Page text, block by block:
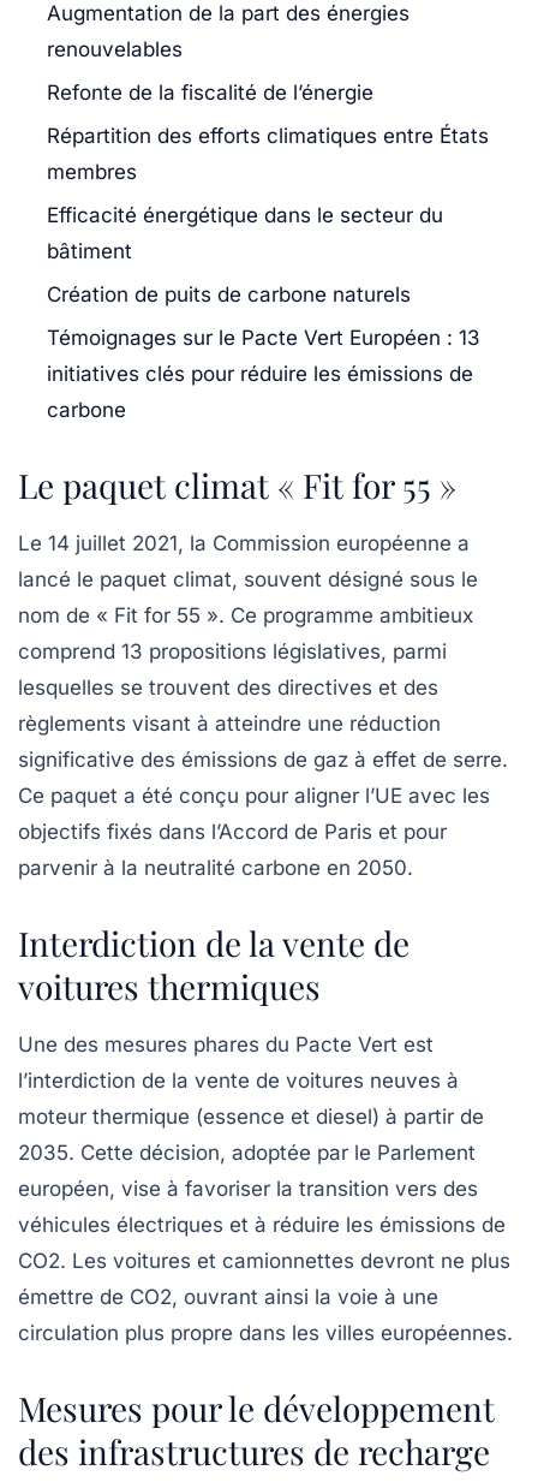
Augmentation de la part des énergies
renouvelables
Refonte de la fiscalité de l’énergie
Répartition des efforts climatiques entre États
membres
Efficacité énergétique dans le secteur du
bâtiment
Création de puits de carbone naturels
Témoignages sur le Pacte Vert Européen : 13
initiatives clés pour réduire les émissions de
carbone
Le paquet climat « Fit for 55 »
Le 14 juillet 2021, la Commission européenne a
lancé le paquet climat, souvent désigné sous le
nom de « Fit for 55 ». Ce programme ambitieux
comprend 13 propositions législatives, parmi
lesquelles se trouvent des directives et des
règlements visant à atteindre une réduction
significative des émissions de gaz à effet de serre.
Ce paquet a été conçu pour aligner l’UE avec les
objectifs fixés dans l’Accord de Paris et pour
parvenir à la neutralité carbone en 2050.
Interdiction de la vente de
voitures thermiques
Une des mesures phares du Pacte Vert est
l’interdiction de la vente de voitures neuves à
moteur thermique (essence et diesel) à partir de
2035. Cette décision, adoptée par le Parlement
européen, vise à favoriser la transition vers des
véhicules électriques et à réduire les émissions de
CO2. Les voitures et camionnettes devront ne plus
émettre de CO2, ouvrant ainsi la voie à une
circulation plus propre dans les villes européennes.
Mesures pour le développement
des infrastructures de recharge